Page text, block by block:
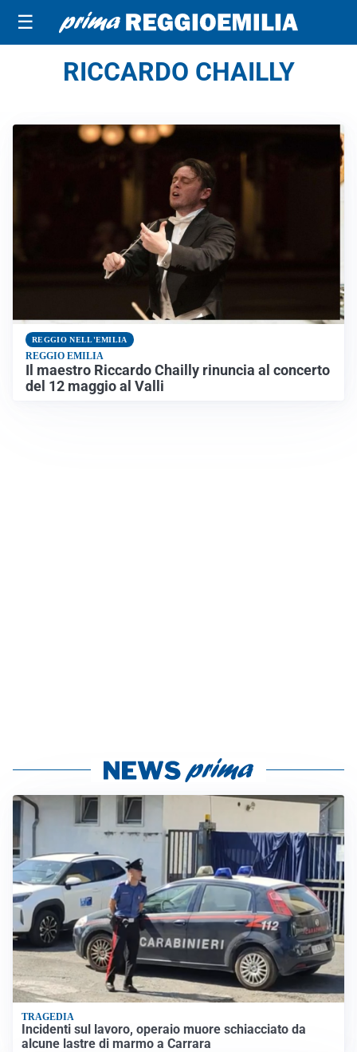
☰
RICCARDO CHAILLY
REGGIO NELL'EMILIA
REGGIO EMILIA
Il maestro Riccardo Chailly rinuncia al concerto
del 12 maggio al Valli
TRAGEDIA
Incidenti sul lavoro, operaio muore schiacciato da
alcune lastre di marmo a Carrara